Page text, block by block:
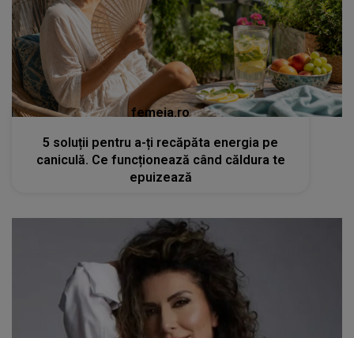
femeia.ro
5 soluții pentru a-ți recăpăta energia pe
caniculă. Ce funcționează când căldura te
epuizează